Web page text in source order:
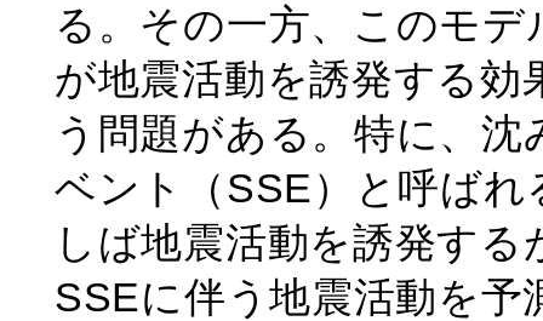
る。その一方、このモ
が地震活動を誘発する
う問題がある。特に、
ベント（SSE）と呼ば
しば地震活動を誘発す
SSEに伴う地震活動を